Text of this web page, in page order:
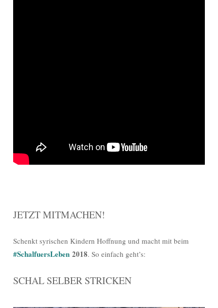
JETZT MITMACHEN!
Schenkt syrischen Kindern Hoffnung und macht mit beim
#SchalfuersLeben 2018. So einfach geht’s:
SCHAL SELBER STRICKEN